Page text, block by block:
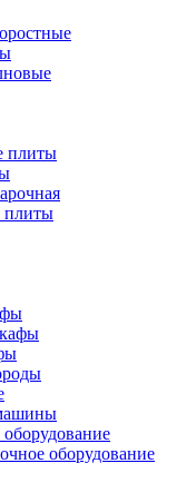
плиты
плиты
оборудование